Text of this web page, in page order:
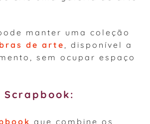
manter uma coleção
de arte, disponível a
sem ocupar espaço
que combine os